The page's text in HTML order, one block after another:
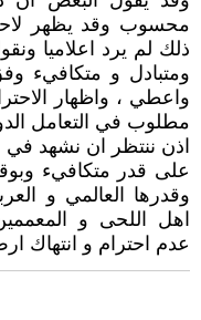
محسوب وقد يظهر
ذلك لم يرد اعلاميا
ومتبادل و متكافيء
واعطي ، واظهار
مطلوب في التعامل
اذن ننتظر ان نشهد في
على قدر متكافيء
وقدرها العالمي و
اهل اللحى و
عدم احترام و انتهاك